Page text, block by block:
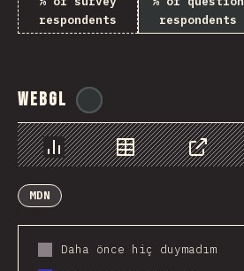
respondents
respondents
WebGL
Chart Data Share
MDN
Daha önce hiç duymadım